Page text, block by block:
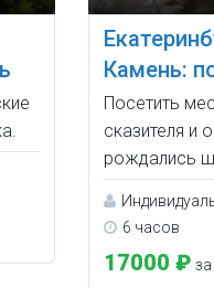
Камень:
Посетить
сказителя и
рождались
6 часов
17000 ₽